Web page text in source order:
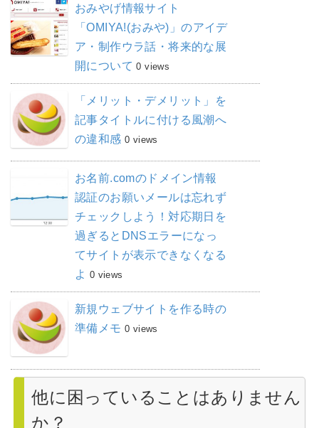
おみやげ情報サイト
「OMIYA!(おみや)」のアイデ
ア・制作ウラ話・将来的な展
開について 0 views
「メリット・デメリット」を
記事タイトルに付ける風潮へ
の違和感 0 views
お名前.comのドメイン情報
認証のお願いメールは忘れず
チェックしよう！対応期日を
過ぎるとDNSエラーになっ
てサイトが表示できなくなる
よ 0 views
新規ウェブサイトを作る時の
準備メモ 0 views
他に困っていることはありません
か？